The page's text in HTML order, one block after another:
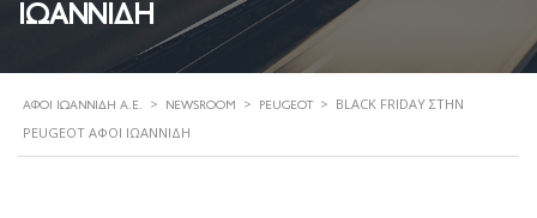
ΙΩΑΝΝΙΔΗ
ΑΦΟΊ ΙΩΑΝΝΊΔΗ Α.Ε. > NEWSROOM > PEUGEOT > BLACK FRIDAY ΣΤΗΝ
PEUGEOT ΑΦΟΙ ΙΩΑΝΝΙΔΗ